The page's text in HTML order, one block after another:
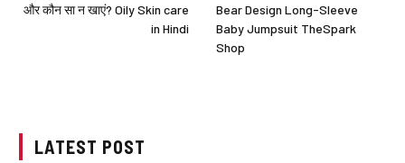
और कौन सा न खाएं? Oily Skin care
in Hindi
Bear Design Long-Sleeve
Baby Jumpsuit TheSpark
Shop
LATEST POST